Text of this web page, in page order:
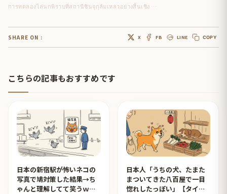
การทดลองไล่นกพิราบที่สถานีชินจุกุล้มเหลวอย่างสิ้นเชิง …
SHARE ON : X FB LINE COPY
こちらの記事もおすすめです
日本の新宿駅が怖いネコの
写真で鳩対策した結果→ち
ゃんと理解してて笑うｗｗ
日本人「うちの犬、たまた
まついてきた八百屋で一目
惚れしたっぽい」【タイ人